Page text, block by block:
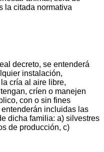
la citada normativa
decreto, se entenderá
instalación,
cría al aire libre,
críen o manejen
con o sin fines
entenderán incluidas las
dicha familia: a) silvestres
de producción, c)